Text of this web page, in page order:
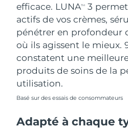
efficace. LUNATM
3
actifs de vos crèmes,
pénétrer en profondeur
où ils agissent le mieux.
constatent une
produits de soins de la
utilisation.
Basé sur des essais de consommateurs
Adapté à chaque